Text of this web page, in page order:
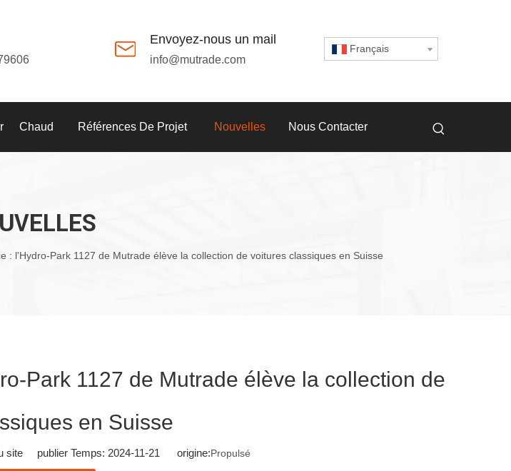
Envoyez-nous un mail
info@mutrade.com
Français
Chaud Références De Projet Nouvelles Nous Contacter
: l'Hydro-Park 1127 de Mutrade élève la collection de voitures classiques en Suisse
Park 1127 de Mutrade élève la collection de
en Suisse
site publier Temps: 2024-11-21 origine:Propulsé